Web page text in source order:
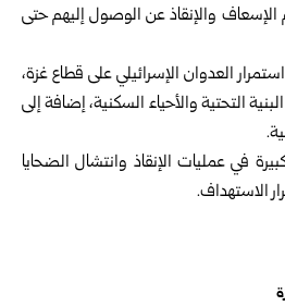
والإنقاذ عن الوصول إليهم حتى
العدوان الإسرائيلي على قطاع غزة،
التحتية والأحياء السكنية، إضافة إلى
في عمليات الإنقاذ وانتشال الضحايا
الاستهداف.‏